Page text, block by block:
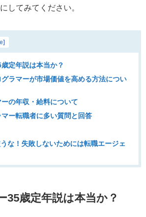
してみてください。
]
定年説は本当か？
ラマーが市場価値を高める方法につい
の年収・給料について
ー転職者に多い質問と回答
な！失敗しないためには転職エージェ
35歳定年説は本当か？